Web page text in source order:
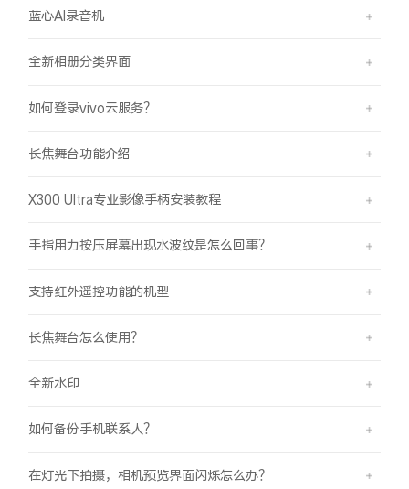
蓝心AI录音机
全新相册分类界面
如何登录vivo云服务？
长焦舞台功能介绍
X300 Ultra专业影像手柄安装教程
手指用力按压屏幕出现水波纹是怎么回事？
支持红外遥控功能的机型
长焦舞台怎么使用？
全新水印
如何备份手机联系人？
在灯光下拍摄，相机预览界面闪烁怎么办？